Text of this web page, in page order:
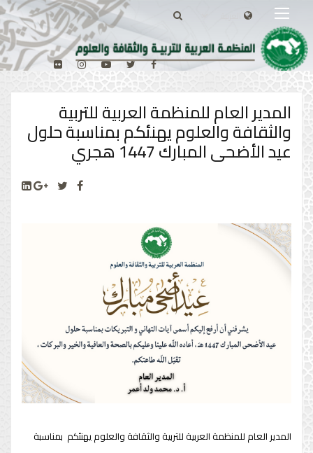
المدير العام للمنظمة العربية للتربية
والثقافة والعلوم يهنئكم بمناسبة حلول
عيد الأضحى المبارك 1447 هجري
المدير العام للمنظمة العربية للتربية والثقافة والعلوم يهنئكم بمناسبة